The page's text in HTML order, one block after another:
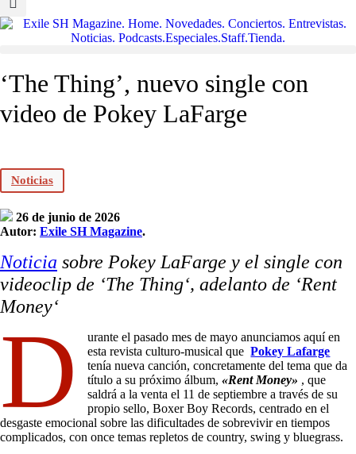
‘The Thing’, nuevo single con
video de Pokey LaFarge
Noticias
26 de junio de 2026
Autor: Exile SH Magazine.
Noticia sobre Pokey LaFarge y el single con
videoclip de ‘The Thing‘, adelanto de ‘Rent
Money‘
D
urante el pasado mes de mayo anunciamos aquí en
esta revista culturo-musical quePokey Lafarge
tenía nueva canción, concretamente del tema que da
título a su próximo álbum,«Rent Money» , que
saldrá a la venta el 11 de septiembre a través de su
propio sello, Boxer Boy Records, centrado en el
desgaste emocional sobre las dificultades de sobrevivir en tiempos
complicados, con once temas repletos de country, swing y bluegrass.